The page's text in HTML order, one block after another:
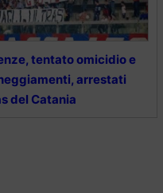
tentato omicidio e
arrestati
del Catania